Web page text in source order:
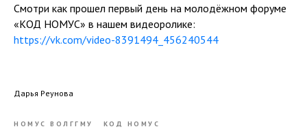
Смотри как прошел первый день на молодёжном форуме
«КОД НОМУС» в нашем видеоролике:
https://vk.com/video-8391494_456240544
Дарья Реунова
НОМУС ВОЛГГМУ КОД НОМУС